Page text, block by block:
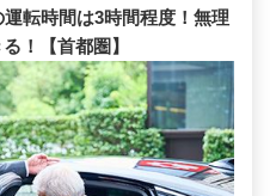
転時間は3時間程度！無理
！【首都圏】